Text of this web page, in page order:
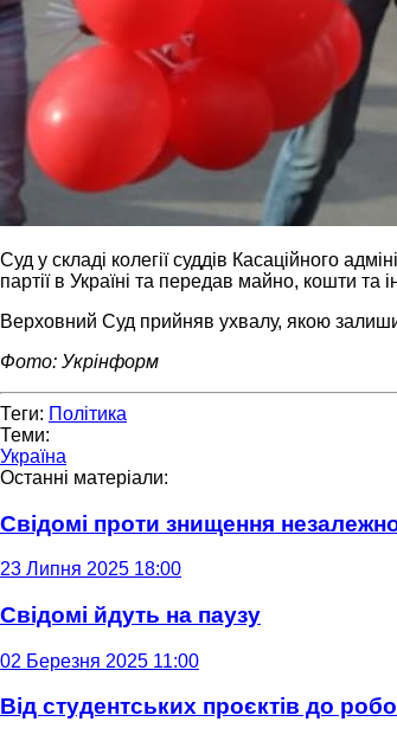
Суд у складі колегії суддів Касаційного
партії в Україні та передав майно, кошти та
Верховний Суд прийняв ухвалу, якою
Фото: Укрінформ
Теги: Політика
Теми:
Україна
Останні матеріали:
Свідомі проти знищення
23 Липня 2025 18:00
Свідомі йдуть на паузу
02 Березня 2025 11:00
Від студентських проєктів до